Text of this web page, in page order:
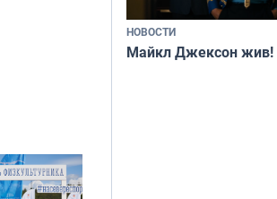
НОВОСТИ
Майкл Джексон жив!